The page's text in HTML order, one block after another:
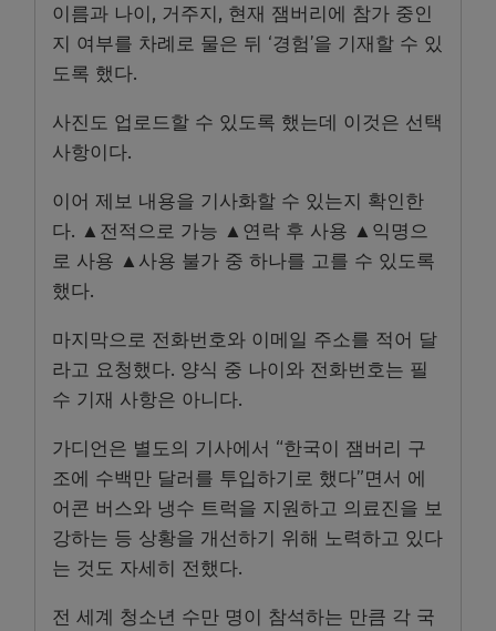
이름과 나이, 거주지, 현재 잼버리에 참가 중인
지 여부를 차례로 물은 뒤 ‘경험’을 기재할 수 있
도록 했다.
사진도 업로드할 수 있도록 했는데 이것은 선택
사항이다.
이어 제보 내용을 기사화할 수 있는지 확인한
다. ▲전적으로 가능 ▲연락 후 사용 ▲익명으
로 사용 ▲사용 불가 중 하나를 고를 수 있도록
했다.
마지막으로 전화번호와 이메일 주소를 적어 달
라고 요청했다. 양식 중 나이와 전화번호는 필
수 기재 사항은 아니다.
가디언은 별도의 기사에서 “한국이 잼버리 구
조에 수백만 달러를 투입하기로 했다”면서 에
어콘 버스와 냉수 트럭을 지원하고 의료진을 보
강하는 등 상황을 개선하기 위해 노력하고 있다
는 것도 자세히 전했다.
전 세계 청소년 수만 명이 참석하는 만큼 각 국